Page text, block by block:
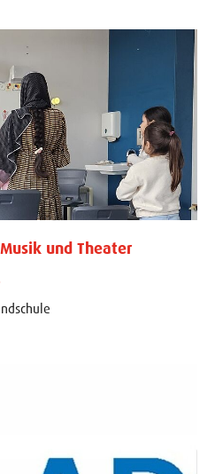
und Theater